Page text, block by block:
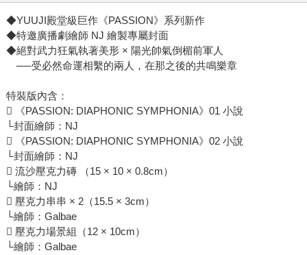
◆YUUJI殿堂級巨作《PASSION》系列新作
◆特邀廣播劇繪師 NJ 繪製專屬封面
◆絕對武力狂氣執著美形 × 陽光帥氣倒楣前軍人
──受必然命運相繫的兩人，在那之後的共鳴樂章
特裝版內含：
 《PASSION: DIAPHONIC SYMPHONIA》01 小說
└封面繪師：NJ
 《PASSION: DIAPHONIC SYMPHONIA》02 小說
└封面繪師：NJ
 流沙壓克力磚 （15 × 10 × 0.8cm）
└繪師：NJ
 壓克力串串 × 2（15.5 × 3cm）
└繪師：Galbae
 壓克力場景組（12 × 10cm）
└繪師：Galbae